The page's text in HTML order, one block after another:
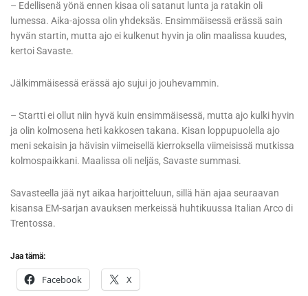
– Edellisenä yönä ennen kisaa oli satanut lunta ja ratakin oli
lumessa. Aika-ajossa olin yhdeksäs. Ensimmäisessä erässä sain
hyvän startin, mutta ajo ei kulkenut hyvin ja olin maalissa kuudes,
kertoi Savaste.
Jälkimmäisessä erässä ajo sujui jo jouhevammin.
– Startti ei ollut niin hyvä kuin ensimmäisessä, mutta ajo kulki hyvin
ja olin kolmosena heti kakkosen takana. Kisan loppupuolella ajo
meni sekaisin ja hävisin viimeisellä kierroksella viimeisissä mutkissa
kolmospaikkani. Maalissa oli neljäs, Savaste summasi.
Savasteella jää nyt aikaa harjoitteluun, sillä hän ajaa seuraavan
kisansa EM-sarjan avauksen merkeissä huhtikuussa Italian Arco di
Trentossa.
Jaa tämä:
Facebook X